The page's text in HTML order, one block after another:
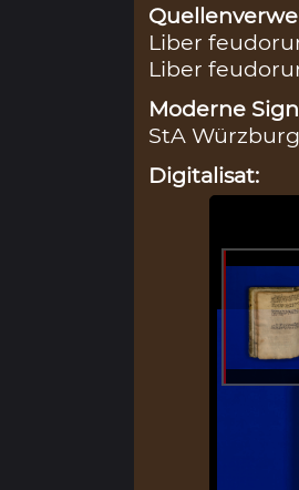
Liber
Liber
Moderne
StA
Digitalisat: